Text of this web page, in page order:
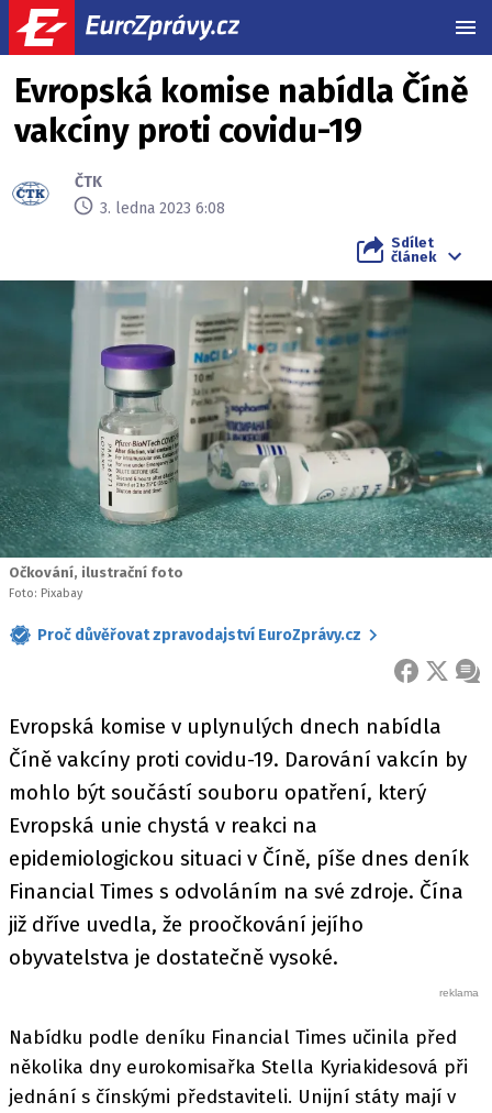
Evropská komise nabídla Číně
vakcíny proti covidu-19
ČTK
3. ledna 2023 6:08
Sdílet
článek
Očkování, ilustrační foto
Foto: Pixabay
Proč důvěřovat zpravodajství EuroZprávy.cz
FACEBOOK
X
Evropská komise v uplynulých dnech nabídla
Číně vakcíny proti covidu-19. Darování vakcín by
mohlo být součástí souboru opatření, který
Evropská unie chystá v reakci na
epidemiologickou situaci v Číně, píše dnes deník
Financial Times s odvoláním na své zdroje. Čína
již dříve uvedla, že proočkování jejího
obyvatelstva je dostatečně vysoké.
Nabídku podle deníku Financial Times učinila před
několika dny eurokomisařka Stella Kyriakidesová při
jednání s čínskými představiteli. Unijní státy mají v